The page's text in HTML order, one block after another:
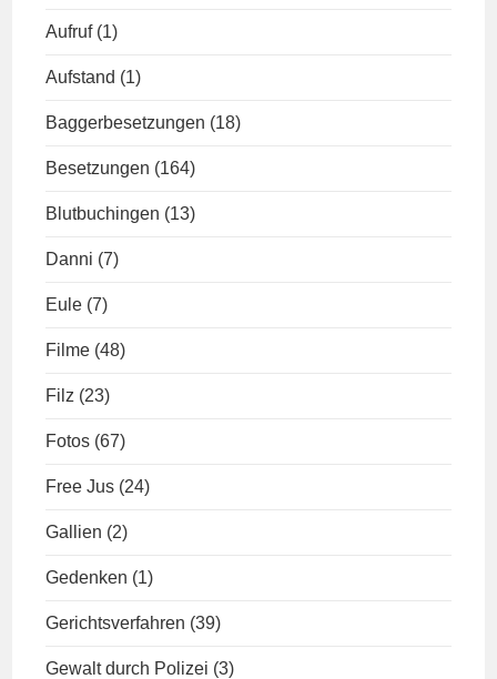
Aufruf (1)
Aufstand (1)
Baggerbesetzungen (18)
Besetzungen (164)
Blutbuchingen (13)
Danni (7)
Eule (7)
Filme (48)
Filz (23)
Fotos (67)
Free Jus (24)
Gallien (2)
Gedenken (1)
Gerichtsverfahren (39)
Gewalt durch Polizei (3)